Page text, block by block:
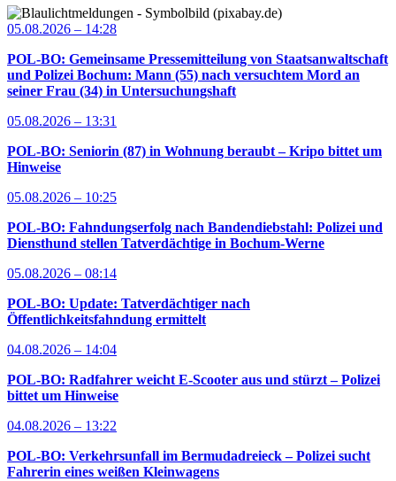
05.08.2026 – 14:28
POL-BO: Gemeinsame Pressemitteilung von Staatsanwaltschaft
und Polizei Bochum: Mann (55) nach versuchtem Mord an
seiner Frau (34) in Untersuchungshaft
05.08.2026 – 13:31
POL-BO: Seniorin (87) in Wohnung beraubt – Kripo bittet um
Hinweise
05.08.2026 – 10:25
POL-BO: Fahndungserfolg nach Bandendiebstahl: Polizei und
Diensthund stellen Tatverdächtige in Bochum-Werne
05.08.2026 – 08:14
POL-BO: Update: Tatverdächtiger nach
Öffentlichkeitsfahndung ermittelt
04.08.2026 – 14:04
POL-BO: Radfahrer weicht E-Scooter aus und stürzt – Polizei
bittet um Hinweise
04.08.2026 – 13:22
POL-BO: Verkehrsunfall im Bermudadreieck – Polizei sucht
Fahrerin eines weißen Kleinwagens